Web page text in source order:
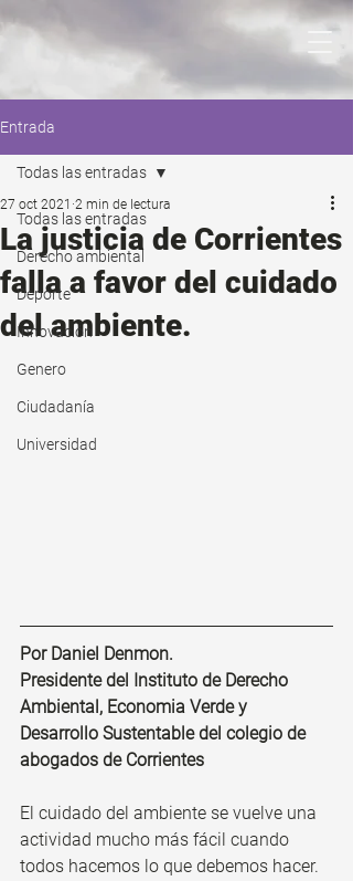
Entrada
Todas las entradas
Derecho ambiental
Deporte
Innovación
Genero
Ciudadanía
Universidad
Todas las entradas
La justicia de Corrientes
falla a favor del cuidado
del ambiente.
27 oct 2021 2 min de lectura
Por Daniel Denmon.
Presidente del Instituto de Derecho
Ambiental, Economia Verde y
Desarrollo Sustentable del colegio de
abogados de Corrientes
El cuidado del ambiente se vuelve una
actividad mucho más fácil cuando
todos hacemos lo que debemos hacer.